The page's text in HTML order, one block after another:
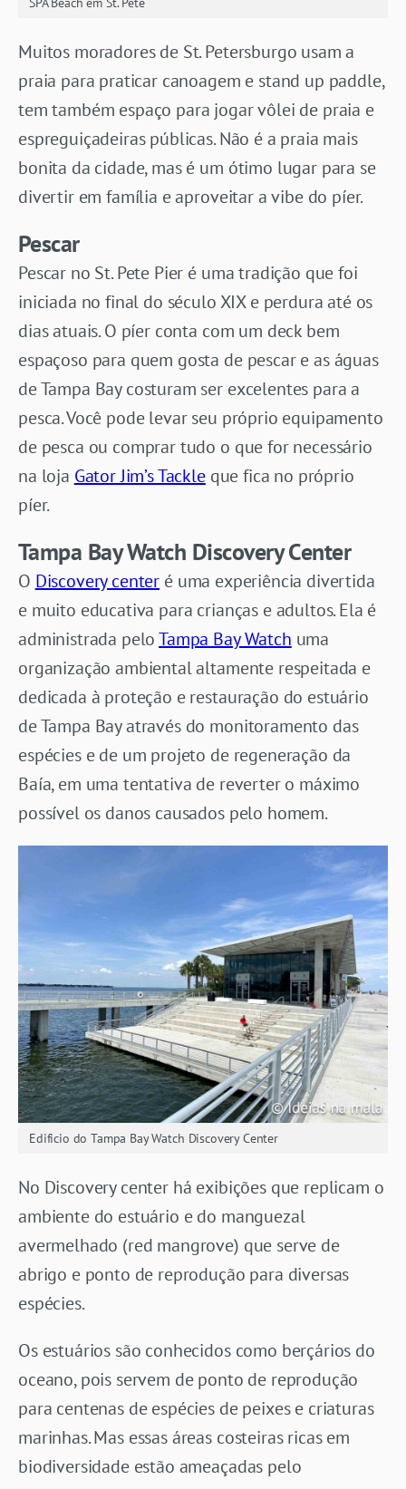
Muitos moradores de St. Petersburgo usam a
praia para praticar canoagem e stand up paddle,
tem também espaço para jogar vôlei de praia e
espreguiçadeiras públicas. Não é a praia mais
bonita da cidade, mas é um ótimo lugar para se
divertir em família e aproveitar a vibe do píer.
Pescar
Pescar no St. Pete Pier é uma tradição que foi
iniciada no final do século XIX e perdura até os
dias atuais. O píer conta com um deck bem
espaçoso para quem gosta de pescar e as águas
de Tampa Bay costuram ser excelentes para a
pesca. Você pode levar seu próprio equipamento
de pesca ou comprar tudo o que for necessário
na loja Gator Jim’s Tackleque fica no próprio
píer.
Tampa Bay Watch Discovery Center
O Discovery center é uma experiência divertida
e muito educativa para crianças e adultos. Ela é
administrada peloTampa Bay Watch uma
organização ambiental altamente respeitada e
dedicada à proteção e restauração do estuário
de Tampa Bay através do monitoramento das
espécies e de um projeto de regeneração da
Baía, em uma tentativa de reverter o máximo
possível os danos causados pelo homem.
Edificio do Tampa Bay Watch Discovery Center
No Discovery center há exibições que replicam o
ambiente do estuário e do manguezal
avermelhado (red mangrove) que serve de
abrigo e ponto de reprodução para diversas
espécies.
Os estuários são conhecidos como berçários do
oceano, pois servem de ponto de reprodução
para centenas de espécies de peixes e criaturas
marinhas. Mas essas áreas costeiras ricas em
biodiversidade estão ameaçadas pelo